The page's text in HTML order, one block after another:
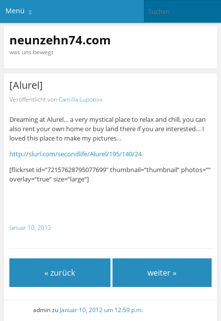
Menü
neunzehn74.com
was uns bewegt
[Alurel]
Veröffentlicht von Camilla Luponox
Dreaming at Alurel… a very mystical place to relax and chill, you can
also rent your own home or buy land there if you are interested… I
loved this place to make my pictures…
http://slurl.com/secondlife/Alurel/195/140/24
[flickrset id=“72157628795077699″ thumbnail=“thumbnail“ photos=““
overlay=“true“ size=“large“]
Januar 10, 2012
« zurück weiter »
adminzu Januar 10, 2012 um 12:59 p.m.